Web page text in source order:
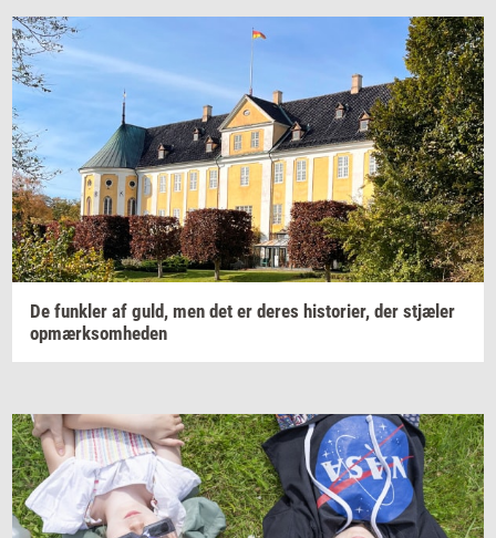
De funk­ler af guld, men det er deres hi­sto­ri­er, der stjæ­ler
op­mærk­som­he­den